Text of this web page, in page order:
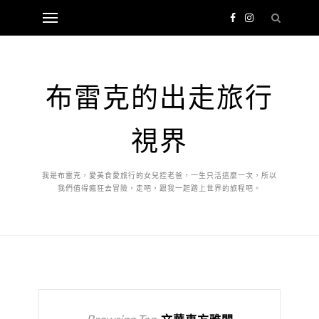
布雷克的出走旅行
視界
我是布雷克，愛美食愛旅行的女兒控老爸，一生只活這麼一次，所以
我們值得瘋狂去冒險，走吧，跟我一起踏上世界的旅程吧。